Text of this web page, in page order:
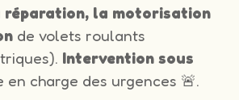
réparation, la motorisation
de volets roulants
Intervention sous
en charge des urgences 🚨.